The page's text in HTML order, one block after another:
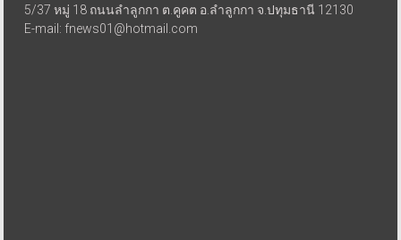
5/37 หมู่ 18 ถนนลำลูกกา ต.คูคต อ.ลำลูกกา จ.ปทุมธานี 12130
E-mail: fnews01@hotmail.com